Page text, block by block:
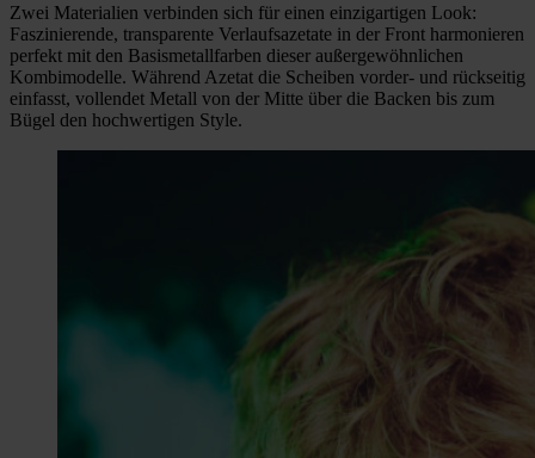
Zwei Materialien verbinden sich für einen einzigartigen Look:
Faszinierende, transparente Verlaufsazetate in der Front harmonieren
perfekt mit den Basismetallfarben dieser außergewöhnlichen
Kombimodelle. Während Azetat die Scheiben vorder- und rückseitig
einfasst, vollendet Metall von der Mitte über die Backen bis zum
Bügel den hochwertigen Style.